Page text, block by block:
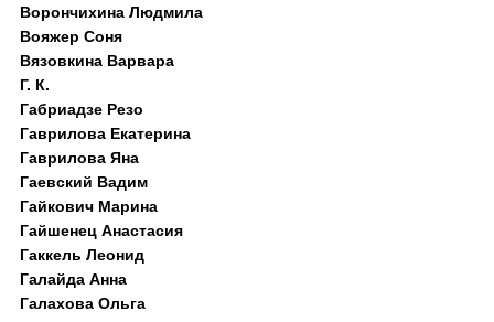
Ворончихина Людмила
Вояжер Соня
Вязовкина Варвара
Г. К.
Габриадзе Резо
Гаврилова Екатерина
Гаврилова Яна
Гаевский Вадим
Гайкович Марина
Гайшенец Анастасия
Гаккель Леонид
Галайда Анна
Галахова Ольга